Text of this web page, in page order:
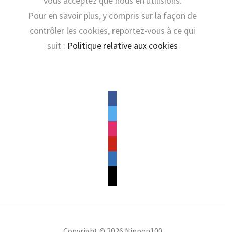
Pour en savoir plus, y compris sur la façon de
contrôler les cookies, reportez-vous à ce qui
suit : Politique relative aux cookies